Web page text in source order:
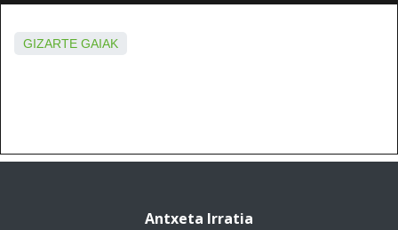
GIZARTE GAIAK
Antxeta Irratia